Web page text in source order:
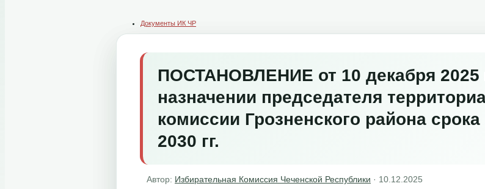
Документы ИК ЧР
ПОСТАНОВЛЕНИЕ от 10 декабря 2025
назначении председателя
комиссии Грозненского района
2030 гг.
Автор: Избирательная Комиссия Чеченской Республики · 10.12.2025